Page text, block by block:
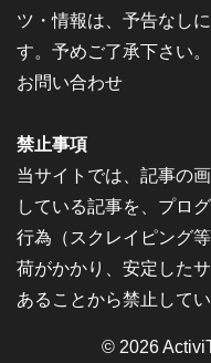
ツ・情報は、予告なし
す。予めご了承下さい。
お問い合わせ
禁止事項
当サイトでは、記事の
している記事を、プロ
行為（スクレイピング
荷がかかり、安定した
あることから禁止してい
© 2026